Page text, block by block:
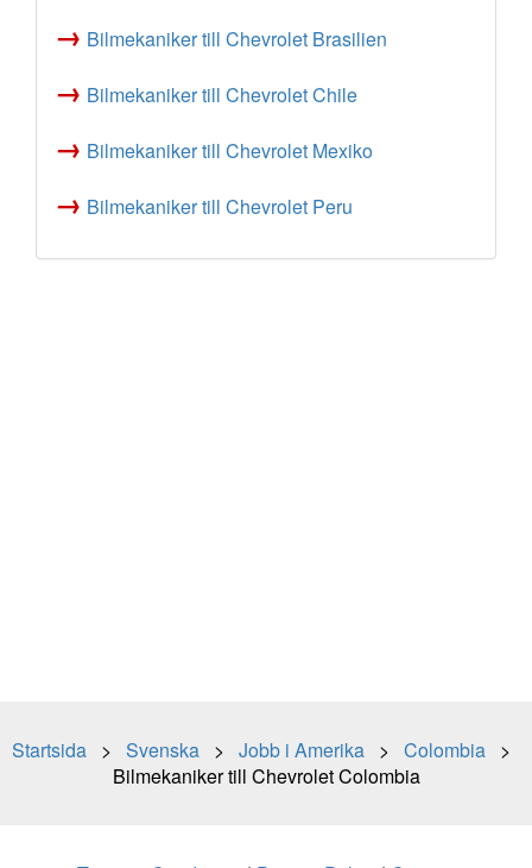
→ Bilmekaniker till Chevrolet Brasilien
→ Bilmekaniker till Chevrolet Chile
→ Bilmekaniker till Chevrolet Mexiko
→ Bilmekaniker till Chevrolet Peru
Startsida > Svenska > Jobb i Amerika > Colombia >
Bilmekaniker till Chevrolet Colombia